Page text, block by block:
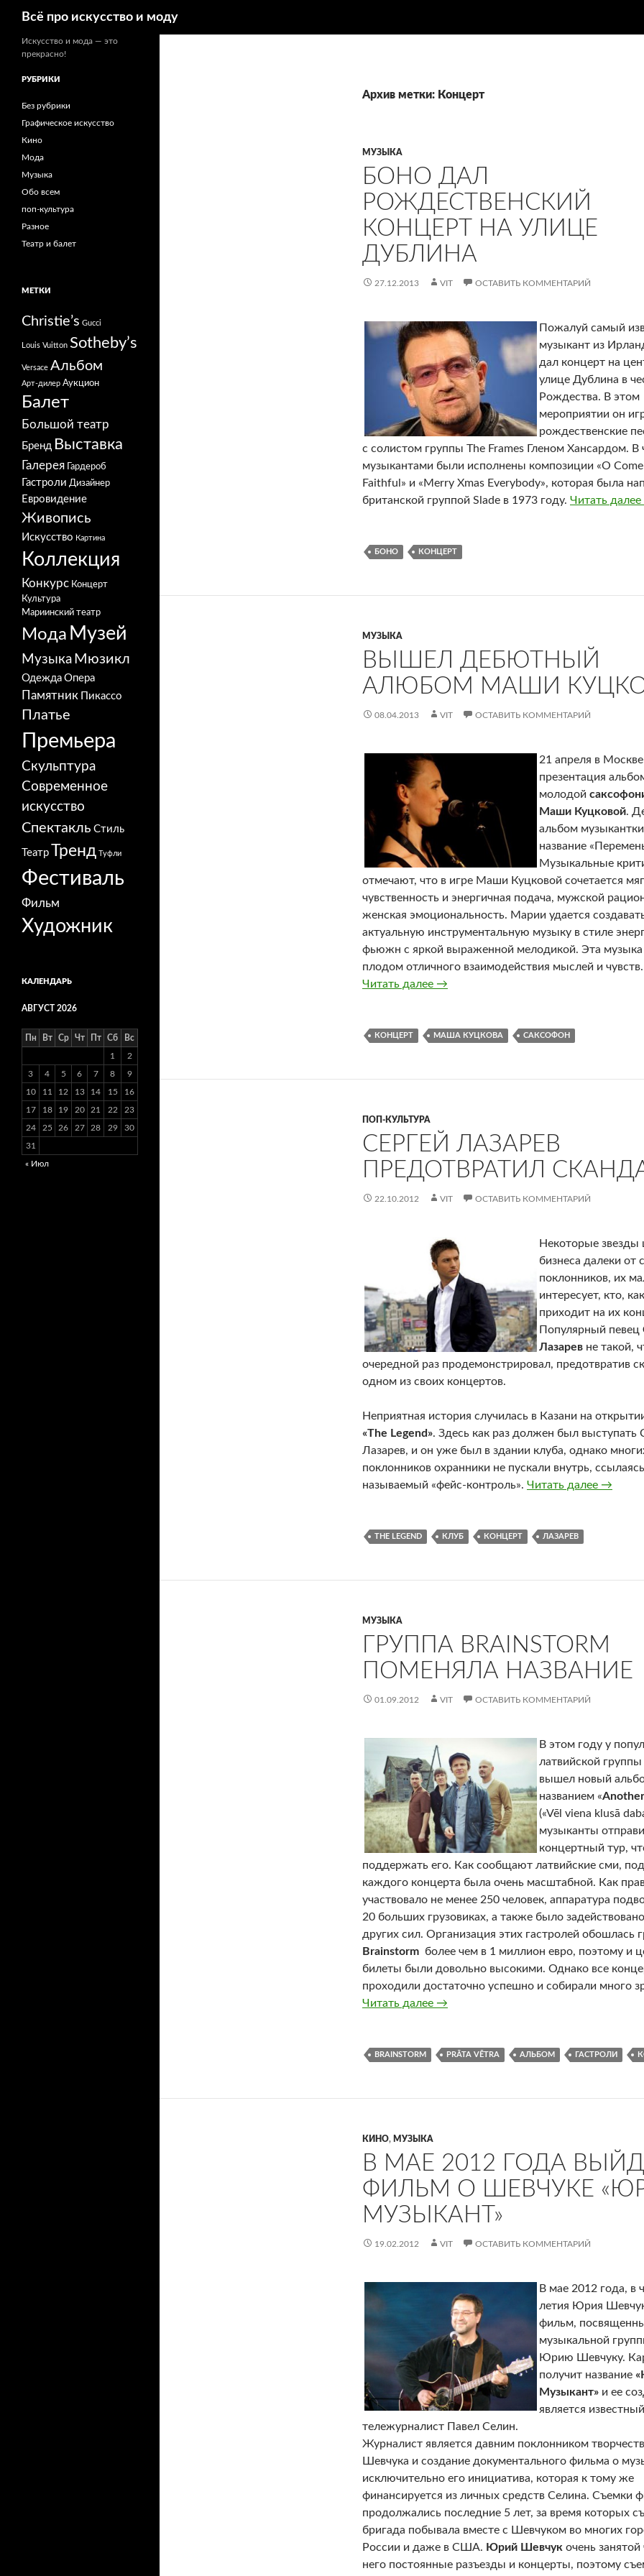
Всё про искусство и моду
Архив метки: Концерт
МУЗЫКА
БОНО ДАЛ
РОЖДЕСТВЕНСКИЙ
КОНЦЕРТ НА УЛИЦЕ
ДУБЛИНА
27.12.2013 VIT ОСТАВИТЬ КОММЕНТАРИЙ
Пожалуй самый
музыкант из
дал концерт на
улице Дублина в
Рождества. В этом
мероприятии он
рождественские
с солистом группы The Frames Гленом Хансардом. В
музыкантами были исполнены композиции «O Come
Faithful» и «Merry Xmas Everybody», которая была
британской группой Slade в 1973 году. Читать далее
БОНО КОНЦЕРТ
МУЗЫКА
ВЫШЕЛ ДЕБЮТНЫЙ
АЛЮБОМ МАШИ
08.04.2013 VIT ОСТАВИТЬ КОММЕНТАРИЙ
21 апреля в
презентация
молодой
Маши Куцковой.
альбом
название
Музыкальные
отмечают, что в игре Маши Куцковой сочетается
чувственность и энергичная подача, мужской
женская эмоциональность. Марии удается
актуальную инструментальную музыку в стиле
фьюжн с яркой выраженной мелодикой. Эта музыка
плодом отличного взаимодействия мыслей и чувств.
Читать далее Вышел дебютный алюбом Маши
→
КОНЦЕРТ МАША КУЦКОВА САКСОФОН
ПОП-КУЛЬТУРА
СЕРГЕЙ ЛАЗАРЕВ
ПРЕДОТВРАТИЛ
22.10.2012 VIT ОСТАВИТЬ КОММЕНТАРИЙ
Некоторые звезды
бизнеса далеки от
поклонников, их
интересует, кто,
приходит на их
Популярный певец
Лазарев не такой,
очередной раз продемонстрировал, предотвратив
одном из своих концертов.
Неприятная история случилась в Казани на
«The Legend». Здесь как раз должен был выступать
Лазарев, и он уже был в здании клуба, однако
поклонников охранники не пускали внутрь,
называемый «фейс-контроль». Читать далее Сергей
→
THE LEGEND КЛУБ КОНЦЕРТ ЛАЗАРЕВ
МУЗЫКА
ГРУППА BRAINSTORM
ПОМЕНЯЛА НАЗВАНИЕ
01.09.2012 VIT ОСТАВИТЬ КОММЕНТАРИЙ
В этом году у
латвийской
вышел новый
названием «
(«Vēl viena klusā
музыканты
концертный тур,
поддержать его. Как сообщают латвийские сми,
каждого концерта была очень масштабной. Как
участвовало не менее 250 человек, аппаратура
20 больших грузовиках, а также было
других сил. Организация этих гастролей обошлась
Brainstorm более чем в 1 миллион евро, поэтому и
билеты были довольно высокими. Однако все
проходили достаточно успешно и собирали много
Читать далее Группа Brainstorm поменяла название
→
BRAINSTORM PRĀTA VĒTRA АЛЬБОМ ГАСТРОЛИ
КИНО, МУЗЫКА
В МАЕ 2012 ГОДА
ФИЛЬМ О ШЕВЧУКЕ
МУЗЫКАНТ»
19.02.2012 VIT ОСТАВИТЬ КОММЕНТАРИЙ
В мае 2012 года, в
летия Юрия
фильм,
музыкальной
Юрию Шевчуку.
получит название
Музыкант» и ее
является известный
тележурналист Павел Селин.
Журналист является давним поклонником
Шевчука и создание документального фильма о
исключительно его инициатива, которая к тому же
финансируется из личных средств Селина. Съемки
продолжались последние 5 лет, за время которых
бригада побывала вместе с Шевчуком во многих
России и даже в США. Юрий Шевчук очень занятой
него постоянные разъезды и концерты, поэтому
Искусство и мода — это
прекрасно!
РУБРИКИ
Без рубрики
Графическое искусство
Кино
Мода
Музыка
Обо всем
поп-культура
Разное
Театр и балет
МЕТКИ
Christie’s Gucci
Louis Vuitton Sotheby’s
Versace Альбом
Арт-дилер Аукцион
Балет
Большой театр
Бренд Выставка
Галерея Гардероб
Гастроли Дизайнер
Евровидение
Живопись
Искусство Картина
Коллекция
Конкурс Концерт
Культура
Мариинский театр
Мода Музей
Музыка Мюзикл
Одежда Опера
Памятник Пикассо
Платье
Премьера
Скульптура
Современное
искусство
Спектакль Стиль
Театр Тренд Туфли
Фестиваль
Фильм
Художник
КАЛЕНДАРЬ
АВГУСТ 2026
Пн Вт Ср Чт Пт Сб Вс
1 2
3 4 5 6 7 8 9
10 11 12 13 14 15 16
17 18 19 20 21 22 23
24 25 26 27 28 29 30
31
« Июл